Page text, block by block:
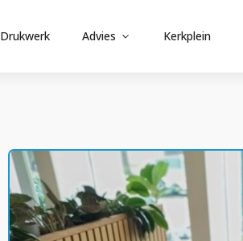
Drukwerk Advies Kerkplein